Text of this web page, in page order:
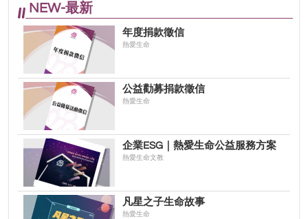
NEW-最新
年度捐款徵信
熱愛生命
公益勸募捐款徵信
熱愛生命
企業ESG｜熱愛生命公益服務方案
熱愛生命文教
凡星之子生命故事
熱愛生命